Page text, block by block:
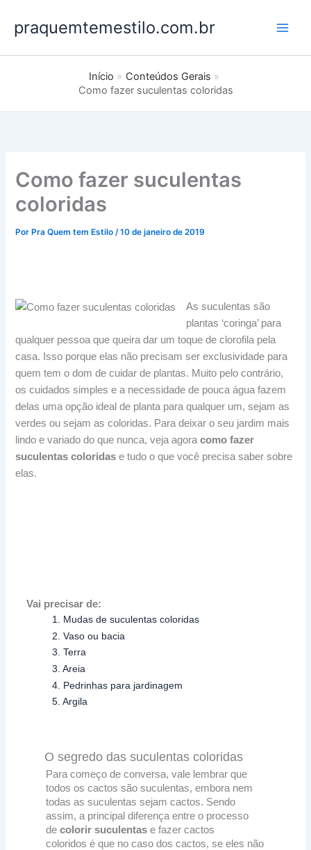
para
conteúdo
praquemtemestilo.com.br
Início
Conteúdos Gerais
Como fazer suculentas coloridas
Como fazer suculentas
coloridas
Por Pra Quem tem Estilo/10 de janeiro de 2019
As suculentas são
plantas ‘coringa’ para
qualquer pessoa que queira dar um toque de clorofila pela
casa. Isso porque elas não precisam ser exclusividade para
quem tem o dom de cuidar de plantas. Muito pelo contrário,
os cuidados simples e a necessidade de pouca água fazem
delas uma opção ideal de planta para qualquer um, sejam as
verdes ou sejam as coloridas. Para deixar o seu jardim mais
lindo e variado do que nunca, veja agoracomo fazer
suculentas coloridas e tudo o que você precisa saber sobre
elas.
Vai precisar de:
1. Mudas de suculentas coloridas
2. Vaso ou bacia
3. Terra
3. Areia
4. Pedrinhas para jardinagem
5. Argila
O segredo das suculentas coloridas
Para começo de conversa, vale lembrar que
todos os cactos são suculentas, embora nem
todas as suculentas sejam cactos. Sendo
assim, a principal diferença entre o processo
decolorir suculentas e fazer cactos
coloridos é que no caso dos cactos, se eles não